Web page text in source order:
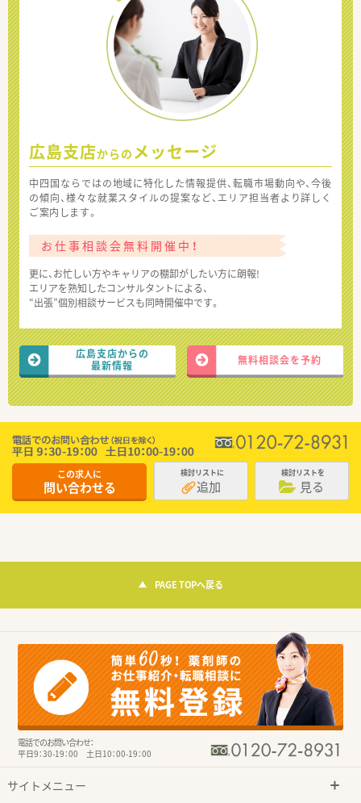
広島支店からの メッセージ
中四国ならではの地域に特化した情報提供、転職市場動向や、今後
の傾向、様々な就業スタイルの提案など、エリア担当者より詳しく
ご案内します。
お仕事相談会無料開催中！
更に、お忙しい方やキャリアの棚卸がしたい方に朗報!
エリアを熟知したコンサルタントによる、
“出張”個別相談サービスも同時開催中です。
広島支店からの
最新情報
無料相談会を予約
この求人に
問い合わせる
検討リストに
追加
検討リストを
見る
PAGE TOPへ戻る
電話でのお問い合わせ：
平日9：30-19：00 土日10：00-19：00
サイトメニュー